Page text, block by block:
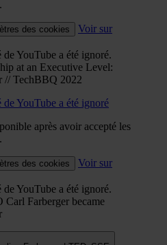
des cookies
Voir sur
YouTube a été ignoré.
at an Executive Level:
// TechBBQ 2022
YouTube a été ignoré
après avoir accepté les
des cookies
Voir sur
YouTube a été ignoré.
Carl Farberger became